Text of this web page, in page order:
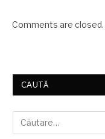
Comments are closed.
CAUTĂ